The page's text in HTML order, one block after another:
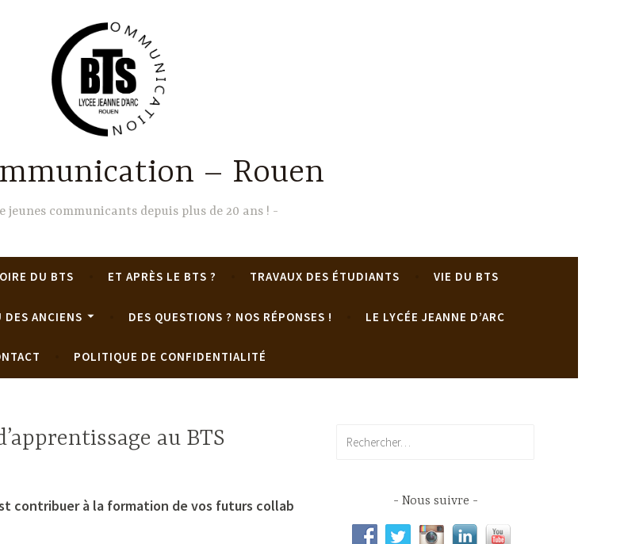
– Rouen
jeunes communicants depuis plus de 20 ans !
DU BTS ET APRÈS LE BTS ? TRAVAUX DES ÉTUDIANTS VIE DU BTS
DES ANCIENS DES QUESTIONS ? NOS RÉPONSES ! LE LYCÉE JEANNE D’ARC
POLITIQUE DE CONFIDENTIALITÉ
au BTS
contribuer à la formation de vos futurs collab
Nous suivre